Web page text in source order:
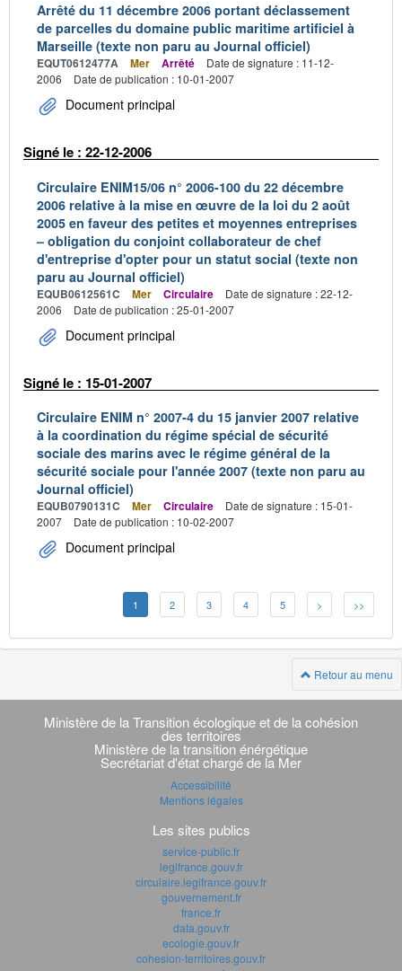
Arrêté du 11 décembre 2006 portant déclassement
de parcelles du domaine public maritime artificiel à
Marseille (texte non paru au Journal officiel)
EQUT0612477A Mer Arrêté
Date de signature : 11-12-
2006
Date de publication : 10-01-2007
Document principal
Signé le : 22-12-2006
Circulaire ENIM15/06 n° 2006-100 du 22 décembre
2006 relative à la mise en œuvre de la loi du 2 août
2005 en faveur des petites et moyennes entreprises
– obligation du conjoint collaborateur de chef
d'entreprise d'opter pour un statut social (texte non
paru au Journal officiel)
EQUB0612561C Mer Circulaire
Date de signature : 22-12-
2006
Date de publication : 25-01-2007
Document principal
Signé le : 15-01-2007
Circulaire ENIM n° 2007-4 du 15 janvier 2007 relative
à la coordination du régime spécial de sécurité
sociale des marins avec le régime général de la
sécurité sociale pour l'année 2007 (texte non paru au
Journal officiel)
EQUB0790131C Mer Circulaire
Date de signature : 15-01-
2007
Date de publication : 10-02-2007
Document principal
1 2 3 4 5 > >>
Retour au menu
Navigation
transverse
Ministère de la Transition écologique et de la cohésion
des territoires
Ministère de la transition énérgétique
Secrétariat d'état chargé de la Mer
Accessibilité
Mentions légales
Les sites publics
service-public.fr
legifrance.gouv.fr
circulaire.legifrance.gouv.fr
gouvernement.fr
france.fr
data.gouv.fr
ecologie.gouv.fr
cohesion-territoires.gouv.fr